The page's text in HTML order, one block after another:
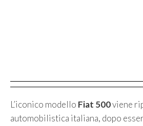
L’iconico modello Fiat 500viene
automobilistica italiana, dopo